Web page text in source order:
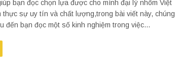
bạn đọc chọn lựa được cho mình đại lý nhôm Việt
thực sự uy tín và chất lượng,trong bài viết này, chúng
đến bạn đọc một số kinh nghiệm trong việc...